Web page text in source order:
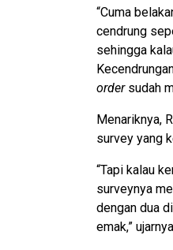
“Cuma
cendrung
sehingga
ordersudah
Menariknya,
survey yang
“Tapi kalau
surveynya
dengan dua
emak,”